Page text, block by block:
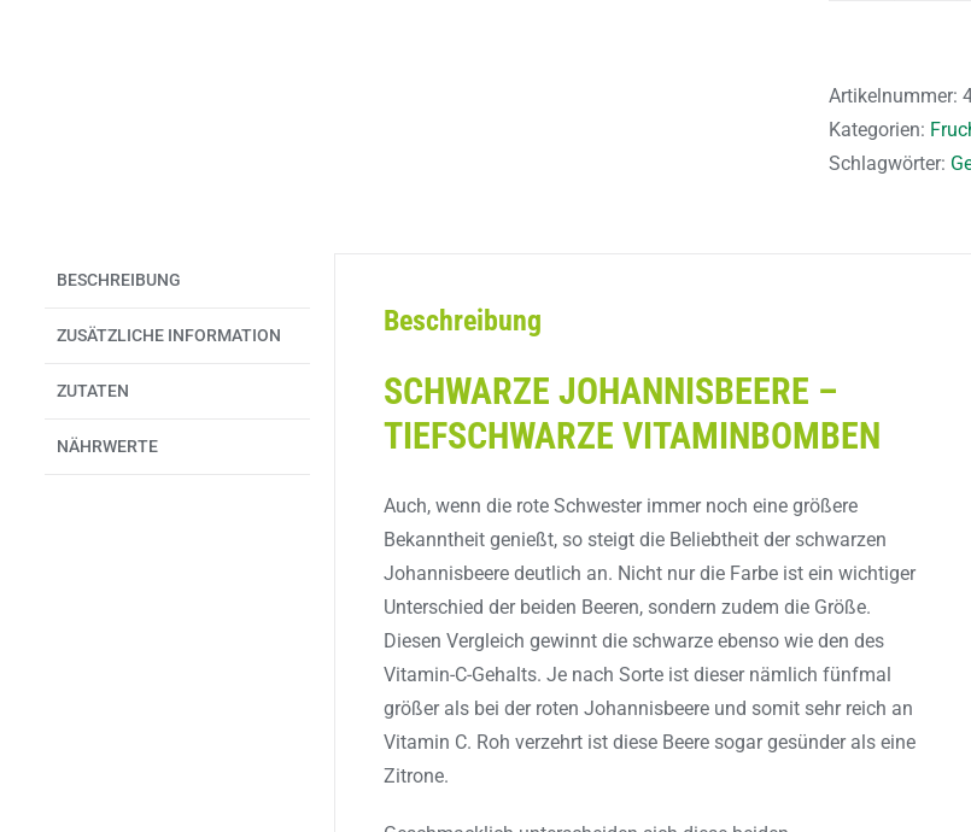
Menge
Artikelnummer:
Kategorien:
Schlagwörter:
BESCHREIBUNG
ZUSÄTZLICHE INFORMATION
ZUTATEN
NÄHRWERTE
Beschreibung
SCHWARZE JOHANNISBEERE –
TIEFSCHWARZE VITAMINBOMBEN
Auch, wenn die rote Schwester immer noch eine größere
Bekanntheit genießt, so steigt die Beliebtheit der schwarzen
Johannisbeere deutlich an. Nicht nur die Farbe ist ein wichtiger
Unterschied der beiden Beeren, sondern zudem die Größe.
Diesen Vergleich gewinnt die schwarze ebenso wie den des
Vitamin-C-Gehalts. Je nach Sorte ist dieser nämlich fünfmal
größer als bei der roten Johannisbeere und somit sehr reich an
Vitamin C. Roh verzehrt ist diese Beere sogar gesünder als eine
Zitrone.